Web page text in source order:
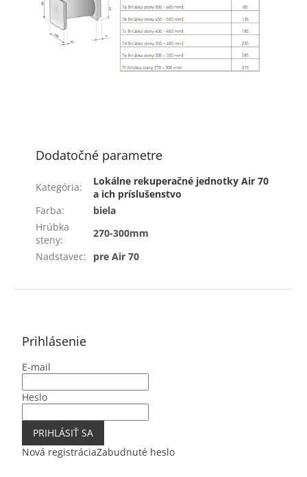
Dodatočné parametre
Kategória:
Lokálne rekuperačné jednotky Air 70
a ich príslušenstvo
Farba:
biela
Hrúbka
steny:
270-300mm
Nadstavec: pre Air 70
Prihlásenie
E-mail
Heslo
PRIHLÁSIŤ SA
Nová registráciaZabudnuté heslo